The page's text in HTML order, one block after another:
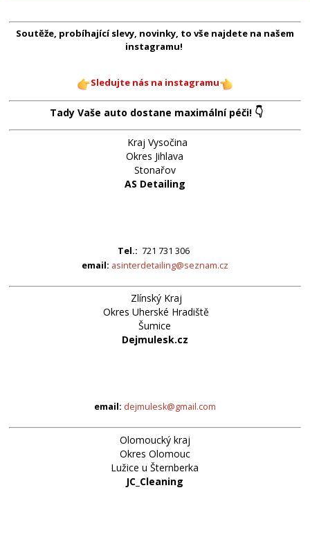
Soutěže, probíhající slevy, novinky, to vše najdete na našem
instagramu!
Sledujte nás na instagramu
Tady Vaše auto dostane maximální péči!👇
Kraj Vysočina
Okres Jihlava
Stonařov
AS Detailing
Tel.: 721 731 306
email: asinterdetailing@seznam.cz
Zlínský Kraj
Okres Uherské Hradiště
Šumice
Dejmulesk.cz
email: dejmulesk@gmail.com
Olomoucký kraj
Okres Olomouc
Lužice u Šternberka
JC_Cleaning